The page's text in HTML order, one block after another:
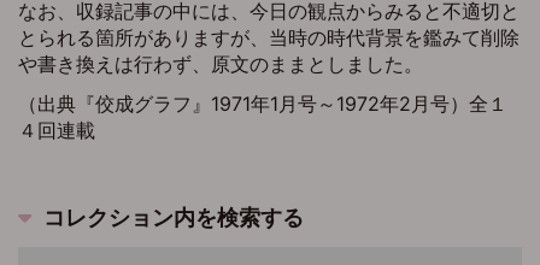
なお、収録記事の中には、今日の観点からみると不適切と
とられる箇所がありますが、当時の時代背景を鑑みて削除
や書き換えは行わず、原文のままとしました。
（出典『佼成グラフ』1971年1月号～1972年2月号）全１
４回連載
コレクション内を検索する